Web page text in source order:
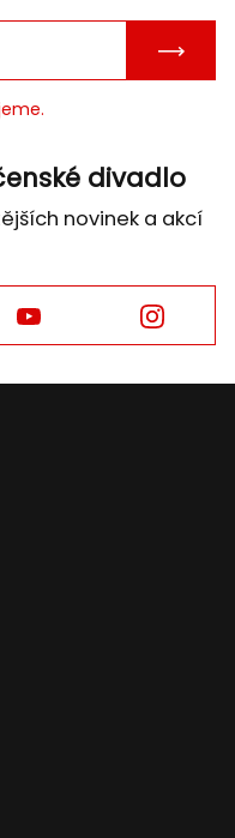
E-
divadlo
novinek a akcí
Facebook Facebook